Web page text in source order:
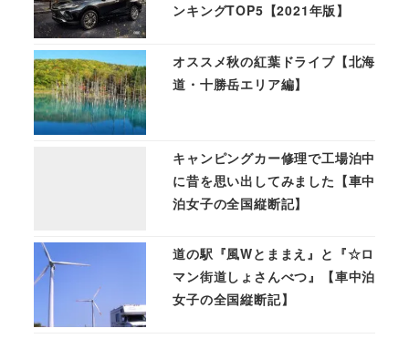
ンキングTOP5【2021年版】
オススメ秋の紅葉ドライブ【北海
道・十勝岳エリア編】
キャンピングカー修理で工場泊中
に昔を思い出してみました【車中
泊女子の全国縦断記】
道の駅『風Wとままえ』と『☆ロ
マン街道しょさんべつ』【車中泊
女子の全国縦断記】